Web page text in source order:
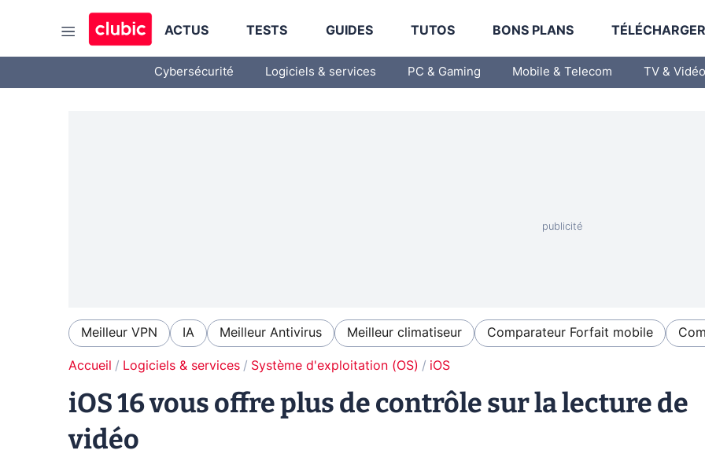
ACTUS TESTS GUIDES TUTOS BONS PLANS
Cybersécurité Logiciels & services PC & Gaming Mobile & Telecom TV & Vidéo
Meilleur VPN IA Meilleur Antivirus Meilleur climatiseur Comparateur Forfait mobile
Accueil Logiciels & services Système d'exploitation (OS) iOS
iOS 16 vous offre plus de contrôle sur la lecture de
vidéo